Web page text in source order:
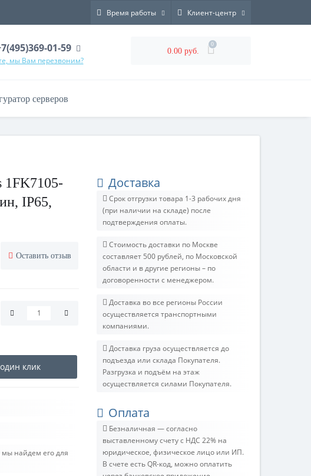
Время работы Клиент-центр
01-59
мы Вам перезвоним?
0.00 руб.
0
серверов
1FK7105-
IP65,
Оставить отзыв
клик
мы найдем его для
Доставка
Срок отгрузки товара 1-3 рабочих дня
(при наличии на складе) после
подтверждения оплаты.
Стоимость доставки по Москве
составляет 500 рублей, по Московской
области и в другие регионы – по
договоренности с менеджером.
Доставка во все регионы России
осуществляется транспортными
компаниями.
Доставка груза осуществляется до
подъезда или склада Покупателя.
Разгрузка и подъём на этаж
осуществляется силами Покупателя.
Оплата
Безналичная — согласно
выставленному счету c НДС 22% на
юридическое, физическое лицо или ИП.
В счете есть QR-код, можно оплатить